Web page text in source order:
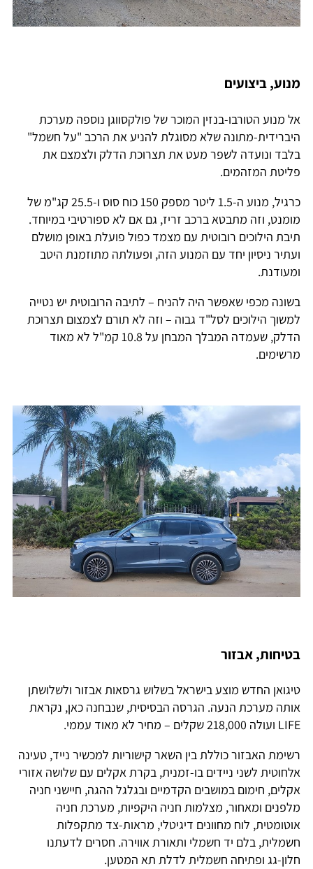
מנוע, ביצועים
אל מנוע הטורבו-בנזין המוכר של פולקסווגן נוספה מערכת
היברידית-מתונה שלא מסוגלת להניע את הרכב "על חשמל"
בלבד ונועדה לשפר מעט את תצרוכת הדלק ולצמצם את
פליטת המזהמים.
כרגיל, מנוע ה-1.5 ליטר מספק 150 כוח סוס ו-25.5 קג"מ של
מומנט, וזה מתבטא ברכב זריז, גם אם לא ספורטיבי במיוחד.
תיבת הילוכים רובוטית עם מצמד כפול פועלת באופן מושלם
ועתיר ניסיון יחד עם המנוע הזה, ופעולתה מתוזמנת היטב
ומעודנת.
בשונה מכפי שאפשר היה להניח – לתיבה הרובוטית יש נטייה
למשוך הילוכים לסל"ד גבוה – וזה לא תורם לצמצום תצרוכת
הדלק, שעמדה המבלך המבחן על 10.8 קמ"ל לא מאוד
מרשימים.
בטיחות, אבזור
טיגואן החדש מוצע בישראל בשלוש גרסאות אבזור ולשלושתן
אותה מערכת הנעה. הגרסה הבסיסית, שנבחנה כאן, נקראת
LIFE ועולה 218,000 שקלים – מחיר לא מאוד עממי.
רשימת האבזור כוללת בין השאר קישוריות למכשיר נייד, טעינה
אלחוטית לשני ניידים בו-זמנית, בקרת אקלים עם שלושה אזורי
אקלים, חימום במושבים הקדמיים ובגלגל ההגה, חיישני חניה
מלפנים ומאחור, מצלמות חניה היקפיות, מערכת חניה
אוטומטית, לוח מחוונים דיגיטלי, מראות-צד מתקפלות
חשמלית, בלם יד חשמלי ותאורת אווירה. חסרים לדעתנו
חלון-גג ופתיחה חשמלית לדלת תא המטען.